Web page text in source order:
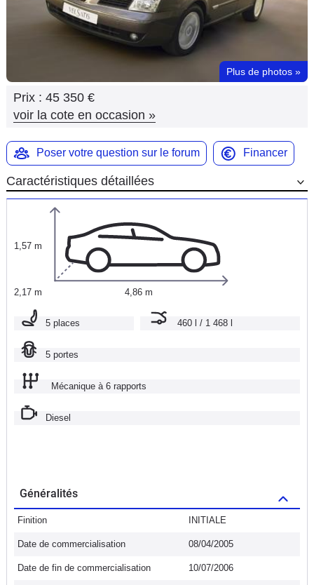
Moto
Marques
Plus de photos »
Prix : 45 350 €
voir la cote en occasion »
Poser votre question sur le forum Financer
Caractéristiques détaillées
1,57 m
2,17 m 4,86 m
5 places 460 l / 1 468 l
5 portes
Mécanique à 6 rapports
Diesel
Généralités
Finition INITIALE
Date de commercialisation 08/04/2005
Date de fin de commercialisation 10/07/2006